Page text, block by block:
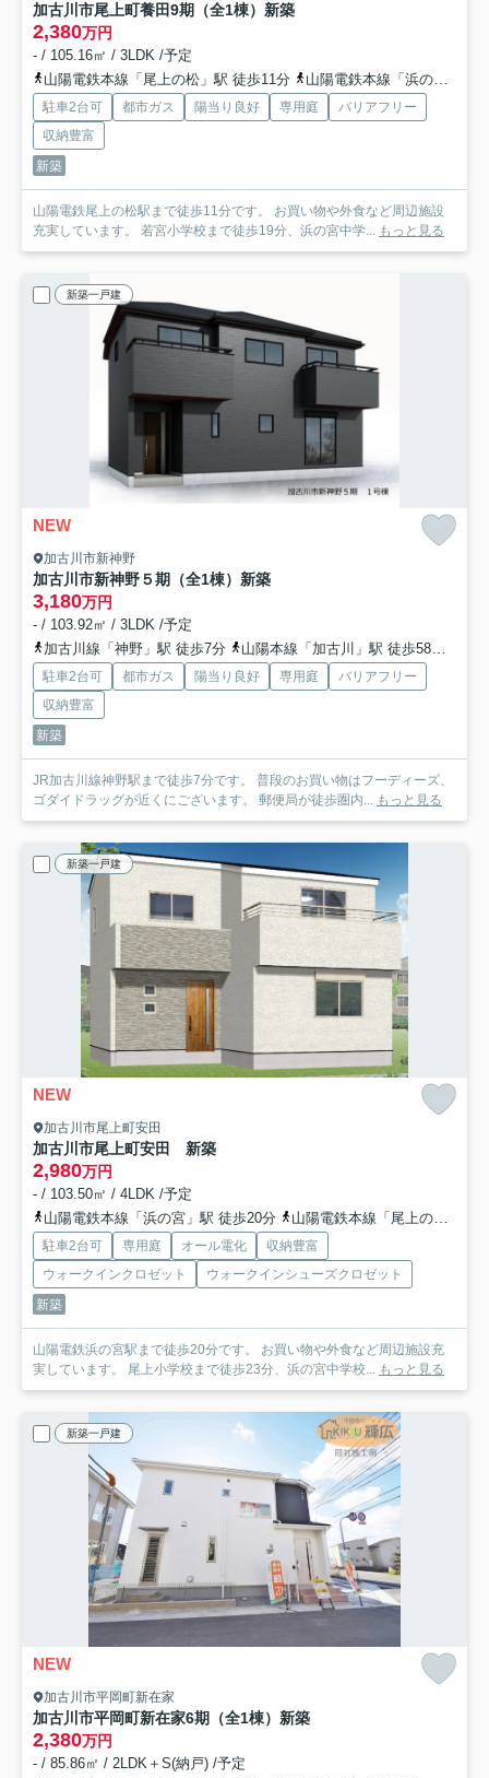
加古川市尾上町養田9期（全1棟）新築
2,380万円
- / 105.16㎡ / 3LDK /予定
山陽電鉄本線「尾上の松」駅 徒歩11分
山陽電鉄本線「浜の宮」駅 徒歩24分
駐車2台可 都市ガス 陽当り良好 専用庭
バリアフリー
収納豊富
新築
山陽電鉄尾上の松駅まで徒歩11分です。 お買い物や外食など周辺施設
充実しています。 若宮小学校まで徒歩19分、浜の宮中学... もっと見る
新築一戸建
NEW
加古川市新神野
加古川市新神野５期（全1棟）新築
3,180万円
- / 103.92㎡ / 3LDK /予定
加古川線「神野」駅 徒歩7分
山陽本線「加古川」駅 徒歩58分
駐車2台可 都市ガス 陽当り良好 専用庭
バリアフリー
収納豊富
新築
JR加古川線神野駅まで徒歩7分です。 普段のお買い物はフーディーズ、
ゴダイドラッグが近くにございます。 郵便局が徒歩圏内... もっと見る
新築一戸建
NEW
加古川市尾上町安田
加古川市尾上町安田 新築
2,980万円
- / 103.50㎡ / 4LDK /予定
山陽電鉄本線「浜の宮」駅 徒歩20分
山陽電鉄本線「尾上の松」駅 徒歩22分
駐車2台可 専用庭 オール電化
収納豊富
ウォークインクロゼット
ウォークインシューズクロゼット
新築
山陽電鉄浜の宮駅まで徒歩20分です。 お買い物や外食など周辺施設充
実しています。 尾上小学校まで徒歩23分、浜の宮中学校... もっと見る
新築一戸建
NEW
加古川市平岡町新在家
加古川市平岡町新在家6期（全1棟）新築
2,380万円
- / 85.86㎡ / 2LDK＋S(納戸) /予定